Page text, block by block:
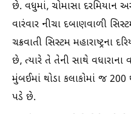
છે. વધુમાં, ચોમાસા દરમિયાન
વારંવાર નીચા દબાણવાળી
ચક્રવાતી સિસ્ટમ મહારાષ્ટ્રના
છે, ત્યારે તે તેની સાથે
મુંબઈમાં થોડા કલાકોમાં જ 200
પડે છે.